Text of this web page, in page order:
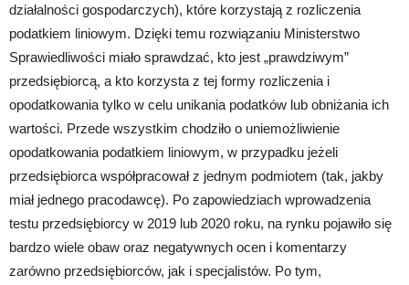
działalności gospodarczych), które korzystają z rozliczenia
podatkiem liniowym. Dzięki temu rozwiązaniu Ministerstwo
Sprawiedliwości miało sprawdzać, kto jest „prawdziwym”
przedsiębiorcą, a kto korzysta z tej formy rozliczenia i
opodatkowania tylko w celu unikania podatków lub obniżania ich
wartości. Przede wszystkim chodziło o uniemożliwienie
opodatkowania podatkiem liniowym, w przypadku jeżeli
przedsiębiorca współpracował z jednym podmiotem (tak, jakby
miał jednego pracodawcę). Po zapowiedziach wprowadzenia
testu przedsiębiorcy w 2019 lub 2020 roku, na rynku pojawiło się
bardzo wiele obaw oraz negatywnych ocen i komentarzy
zarówno przedsiębiorców, jak i specjalistów. Po tym,